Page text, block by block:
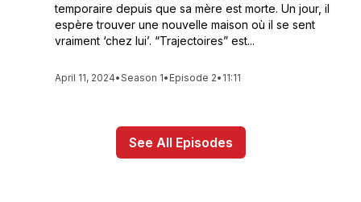
temporaire depuis que sa mère est morte. Un jour, il
espère trouver une nouvelle maison où il se sent
vraiment ‘chez lui’. “Trajectoires” est...
April 11, 2024•Season 1• Episode 2• 11:11
See All Episodes